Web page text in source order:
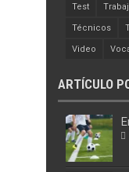
Test
Técnicos
Video
ARTÍCULO